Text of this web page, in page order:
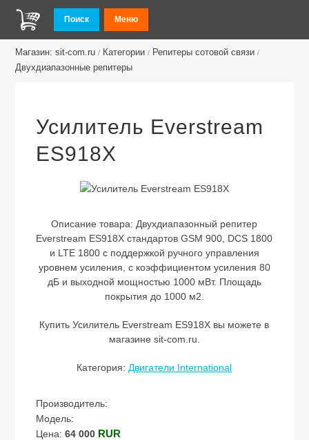
Поиск Меню
Магазин: sit-com.ru / Категории / Репитеры сотовой связи /
Двухдиапазонные репитеры
Усилитель Everstream
ES918X
Описание товара: Двухдиапазонный репитер
Everstream ES918X стандартов GSM 900, DCS 1800
и LTE 1800 с поддержкой ручного управления
уровнем усиления, с коэффициентом усиления 80
дБ и выходной мощностью 1000 мВт. Площадь
покрытия до 1000 м2.
Купить Усилитель Everstream ES918X вы можете в
магазине sit-com.ru.
Категория: Двигатели International
Производитель:
Модель:
Цена:64 000 RUR